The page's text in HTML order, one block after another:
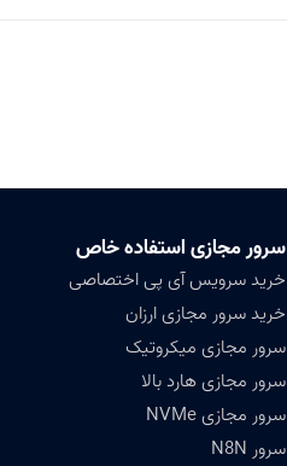
سرور مجازی استفاده خاص
خرید سرویس آی پی اختصاصی
خرید سرور مجازی ارزان
سرور مجازی میکروتیک
سرور مجازی هارد بالا
سرور مجازی NVMe
سرور N8N